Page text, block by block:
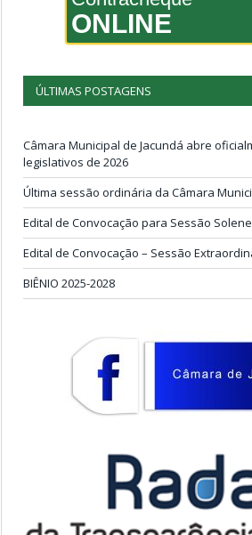
ONLINE
ÚLTIMAS POSTAGENS
Câmara Municipal de Jacundá abre
legislativos de 2026
Última sessão ordinária da Câmara
Edital de Convocação para Sessão
Edital de Convocação – Sessão
BIÊNIO 2025-2028